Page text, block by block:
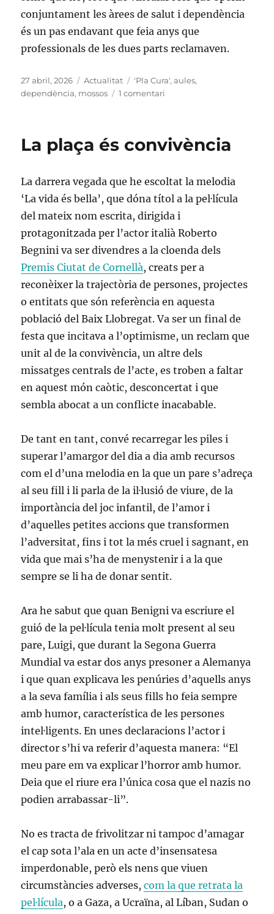
conjuntament les àrees de salut i dependència
és un pas endavant que feia anys que
professionals de les dues parts reclamaven.
Publicat
el
27 abril, 2026 Categories
Actualitat Etiquetes
'Pla Cura',aules,
dependència, mossos 1 comentari
aules,
La plaça és convivència
La darrera vegada que he escoltat la melodia
‘La vida és bella’, que dóna títol a la pel·lícula
del mateix nom escrita, dirigida i
protagonitzada per l’actor italià Roberto
Begnini va ser divendres a la cloenda dels
Premis Ciutat de Cornellà, creats per a
reconèixer la trajectòria de persones, projectes
o entitats que són referència en aquesta
població del Baix Llobregat. Va ser un final de
festa que incitava a l’optimisme, un reclam que
unit al de la convivència, un altre dels
missatges centrals de l’acte, es troben a faltar
en aquest món caòtic, desconcertat i que
sembla abocat a un conflicte inacabable.
De tant en tant, convé recarregar les piles i
superar l’amargor del dia a dia amb recursos
com el d’una melodia en la que un pare s’adreça
al seu fill i li parla de la il·lusió de viure, de la
importància del joc infantil, de l’amor i
d’aquelles petites accions que transformen
l’adversitat, fins i tot la més cruel i sagnant, en
vida que mai s’ha de menystenir i a la que
sempre se li ha de donar sentit.
Ara he sabut que quan Benigni va escriure el
guió de la pel·lícula tenia molt present al seu
pare, Luigi, que durant la Segona Guerra
Mundial va estar dos anys presoner a Alemanya
i que quan explicava les penúries d’aquells anys
a la seva família i als seus fills ho feia sempre
amb humor, característica de les persones
intel·ligents. En unes declaracions l’actor i
director s’hi va referir d’aquesta manera: “El
meu pare em va explicar l’horror amb humor.
Deia que el riure era l’única cosa que el nazis no
podien arrabassar-li”.
No es tracta de frivolitzar ni tampoc d’amagar
el cap sota l’ala en un acte d’insensatesa
imperdonable, però els nens que viuen
circumstàncies adverses,com la que retrata la
pel·lícula, o a Gaza, a Ucraïna, al Líban, Sudan o